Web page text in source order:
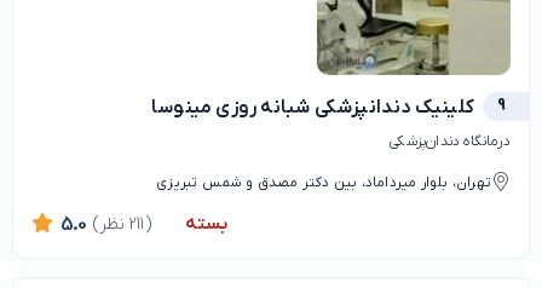
9 کلینیک دندانپزشکی شبانه روزی مینوسا
درمانگاه دندان‌پزشکی
تهران، بلوار میرداماد، بین دکتر مصدق و شمس تبریزی
بسته 5.0 (211 نظر)